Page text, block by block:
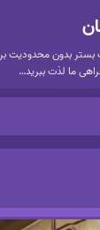
بستر بدون محدودیت
ما لذت ببرید…